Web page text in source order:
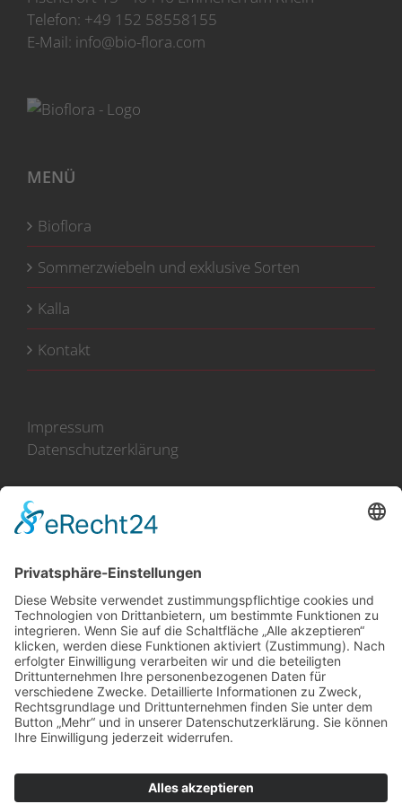
Produktseite
gewählt
werden
Telefon: +49 152 58558155
E-Mail: info@bio-flora.com
MENÜ
Bioflora
Sommerzwiebeln und exklusive Sorten
Kalla
Kontakt
Impressum
Datenschutzerklärung
100 Jahre Erfahrung
Direkt-Import aus Holland
(im Norden an der Küste)
Zusammenarbeit mit mehr
als 50 Züchtern
erstklassige Produkte